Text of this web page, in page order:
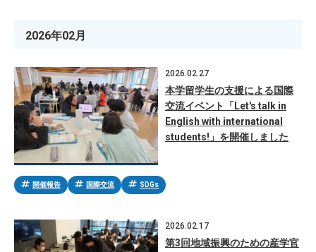
2026年02月
2026.02.27
本学留学生の支援による国際
交流イベント「Let's talk in
English with international
students!」を開催しました
tag 開催報告 tag 国際交流 tag SDGs
2026.02.17
第3回地域振興のための産学官